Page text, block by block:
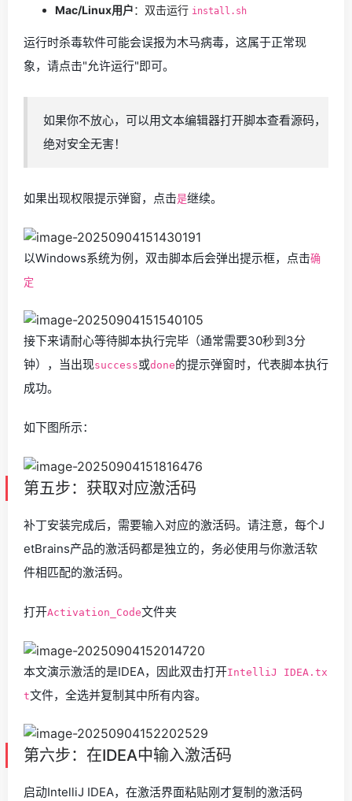
Mac/Linux用户：双击运行 install.sh
运行时杀毒软件可能会误报为木马病毒，这属于正常现
象，请点击"允许运行"即可。
如果你不放心，可以用文本编辑器打开脚本查看源码，
绝对安全无害！
如果出现权限提示弹窗，点击是继续。
以Windows系统为例，双击脚本后会弹出提示框，点击确
定
接下来请耐心等待脚本执行完毕（通常需要30秒到3分
钟），当出现success或done的提示弹窗时，代表脚本执行
成功。
如下图所示：
第五步：获取对应激活码
补丁安装完成后，需要输入对应的激活码。请注意，每个J
etBrains产品的激活码都是独立的，务必使用与你激活软
件相匹配的激活码。
打开Activation_Code文件夹
本文演示激活的是IDEA，因此双击打开IntelliJ IDEA.tx
t文件，全选并复制其中所有内容。
第六步：在IDEA中输入激活码
启动IntelliJ IDEA，在激活界面粘贴刚才复制的激活码